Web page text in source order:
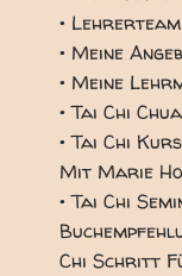
• Lehrerteam
• Meine
• Meine
• Tai Chi
• Tai Chi
Mit Marie
• Tai Chi
Chi Schritt